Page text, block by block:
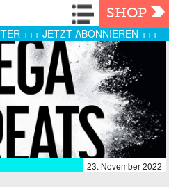
Navigation
SHOP
+++ JETZT ABONNIEREN +++
23. November 2022